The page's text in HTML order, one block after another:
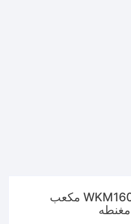
WKM1601 WADFOW مكعب
مغنطه